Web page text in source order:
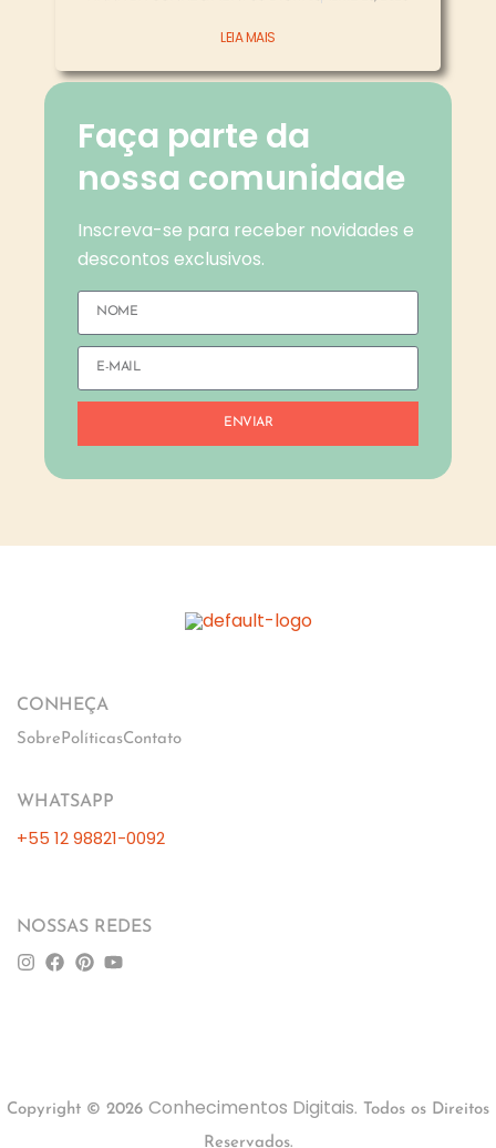
LEIA MAIS
Faça parte da
nossa comunidade
Inscreva-se para receber novidades e
descontos exclusivos.
ENVIAR
CONHEÇA
Sobre PolíticasContato
WHATSAPP
+55 12 98821-0092
NOSSAS REDES
Copyright © 2026 Conhecimentos Digitais. Todos os Direitos
Reservados.